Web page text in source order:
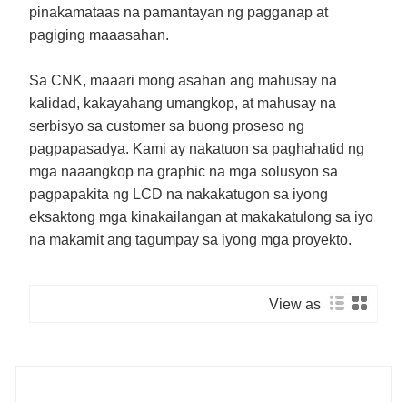
pinakamataas na pamantayan ng pagganap at
pagiging maaasahan.
Sa CNK, maaari mong asahan ang mahusay na
kalidad, kakayahang umangkop, at mahusay na
serbisyo sa customer sa buong proseso ng
pagpapasadya. Kami ay nakatuon sa paghahatid ng
mga naaangkop na graphic na mga solusyon sa
pagpapakita ng LCD na nakakatugon sa iyong
eksaktong mga kinakailangan at makakatulong sa iyo
na makamit ang tagumpay sa iyong mga proyekto.
View as